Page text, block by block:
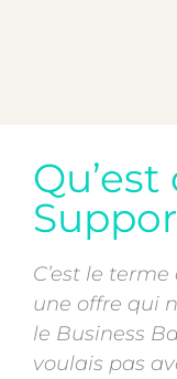
C’est le
une offre qui
le Business
voulais pas